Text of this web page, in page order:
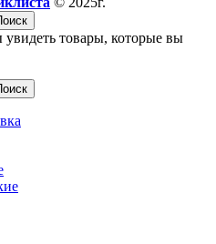
увидеть товары, которые вы